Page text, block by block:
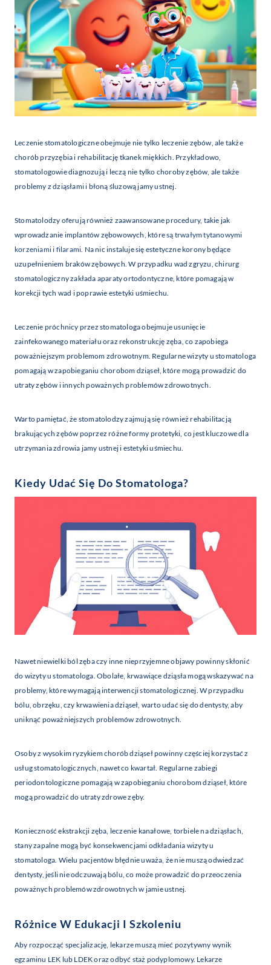
Leczenie stomatologiczne obejmuje nie tylko leczenie zębów, ale także
chorób przyzębia i rehabilitację tkanek miękkich. Przykładowo,
stomatologowie diagnozują i leczą nie tylko choroby zębów, ale także
problemy z dziąsłami i błoną śluzową jamy ustnej.
Stomatolodzy oferują również zaawansowane procedury, takie jak
wprowadzanie implantów zębowowych, któresą trwałym tytanowymi
korzeniami i filarami . Na nic instaluje się estetyczne korony będące
uzupełnieniem braków zębowych. W przypadku wad zgryzu, chirurg
stomatologiczny zakłada aparaty ortodontyczne, które pomagają w
korekcji tych wad i poprawie estetyki uśmiechu.
Leczenie próchnicy przez stomatologa obejmuje usunięcie
zainfekowanego materiału oraz rekonstrukcję zęba, co zapobiega
poważniejszym problemom zdrowotnym. Regularne wizyty u stomatologa
pomagają w zapobieganiu chorobom dziąseł, które mogą prowadzić do
utraty zębów i innych poważnych problemów zdrowotnych.
Warto pamiętać, że stomatolodzy zajmują się również rehabilitacją
brakujących zębów poprzez różne formy protetyki, co jest kluczowe dla
utrzymania zdrowia jamy ustnej i estetyki uśmiechu.
Kiedy Udać Się Do Stomatologa?
Nawet niewielki ból zęba czy inne nieprzyjemne objawy powinny skłonić
do wizyty u stomatologa. Obolałe, krwawiące dziąsła mogą wskazywać na
problemy, które wymagają interwencji stomatologicznej. W przypadku
bólu, obrzęku, czy krwawienia dziąseł, warto udać się do dentysty, aby
uniknąć poważniejszych problemów zdrowotnych.
Osoby z wysokim ryzykiem chorób dziąseł powinny częściej korzystać z
usług stomatologicznych, nawet co kwartał. Regularne zabiegi
periodontologiczne pomagają w zapobieganiu chorobom dziąseł, które
mogą prowadzić do utraty zdrowe zęby.
Konieczność ekstrakcji zęba, leczenie kanałowe, torbiele na dziąsłach,
stany zapalne mogą być konsekwencjami odkładania wizyty u
stomatologa. Wielu pacjentów błędnie uważa, że nie muszą odwiedzać
dentysty, jeśli nie odczuwają bólu, co może prowadzić do przeoczenia
poważnych problemów zdrowotnych w jamie ustnej.
Różnice W Edukacji I Szkoleniu
Aby rozpocząć specjalizację, lekarze muszą mieć pozytywny wynik
egzaminu LEK lub LDEK oraz odbyć staż podyplomowy. Lekarze